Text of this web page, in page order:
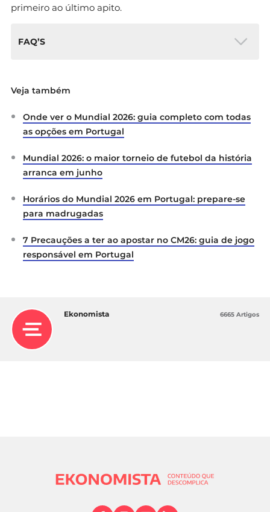
primeiro ao último apito.
FAQ’S
vencer o CM26?
Segundo as odds de longo prazo da Solverde, a
probabilidade de Portugal conquistar o título
ronda os 9% a 11%. Este valor coloca a seleção
nacional confortavelmente no lote dos 10
principais candidatos à vitória, posicionando-se
logo atrás de favoritos como a França, a
Espanha, a Inglaterra, o Brasil e a Argentina.
Onde posso apostar legalmente nos jogos de
Para apostar legalmente nos jogos de Portugal
uma das casas de apostas
e é uma referência no mercado nacional em
apostas desportivas.
Veja também
Onde ver o Mundial 2026: guia completo com todas
as opções em Portugal
Mundial 2026: o maior torneio de futebol da história
arranca em junho
Horários do Mundial 2026 em Portugal: prepare-se
para madrugadas
7 Precauções a ter ao apostar no CM26: guia de jogo
responsável em Portugal
Ekonomista 6665 Artigos